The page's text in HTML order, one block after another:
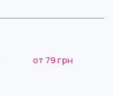
от 79 грн